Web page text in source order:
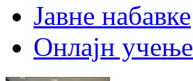
Јавне набавке
Онлајн учење